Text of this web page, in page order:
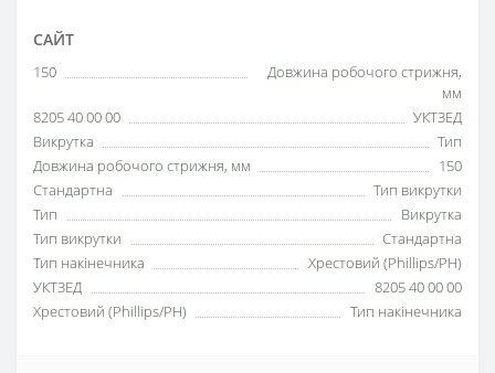
САЙТ
150
Довжина робочого стрижня,
мм
8205 40 00 00
УКТЗЕД
Викрутка
Тип
Довжина робочого стрижня, мм
150
Стандартна
Тип викрутки
Тип
Викрутка
Тип викрутки
Стандартна
Тип накінечника
Хрестовий (Phillips/PH)
УКТЗЕД
8205 40 00 00
Хрестовий (Phillips/PH)
Тип накінечника